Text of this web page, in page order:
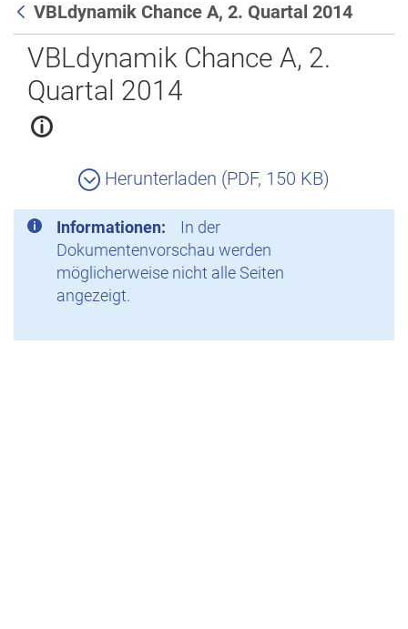
Zurück
VBLdynamik Chance A, 2. Quartal 2014
VBLdynamik Chance A, 2.
Quartal 2014
Herunterladen (PDF, 150 KB)
Informationen:
In der
Dokumentenvorschau werden
möglicherweise nicht alle Seiten
angezeigt.